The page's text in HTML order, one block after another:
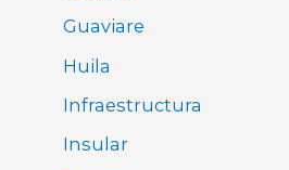
Guaviare
Huila
Infraestructura
Insular